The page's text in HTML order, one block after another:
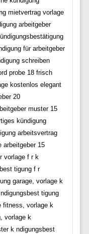
mietvertrag vorlage
arbeitgeber
für arbeitgeber
schreiben
probe 18 frisch
kostenlos elegant
20
muster 15
kündigung
arbeitsvertrag
arbeitgeber 15
vorlage f r k
tigung f r
garage, vorlage k
tigung
fitness, vorlage k
vorlage k
k ndigungsbest